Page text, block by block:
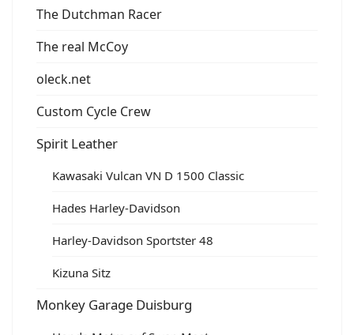
The Dutchman Racer
The real McCoy
oleck.net
Custom Cycle Crew
Spirit Leather
Kawasaki Vulcan VN D 1500 Classic
Hades Harley-Davidson
Harley-Davidson Sportster 48
Kizuna Sitz
Monkey Garage Duisburg